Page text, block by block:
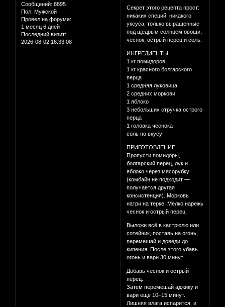
Сообщений: 8895
Пол: Мужской
Провел на форуме:
1 месяц 6 дней
Последний визит:
2026-08-02 16:33:08
Секрет этого рецепта прост:
никаких специй, никакого
уксуса, только выращенные
под щедрым солнцем овощи,
чеснок, острый перец и соль.
ИНГРЕДИЕНТЫ
1 кг помидоров
1 кг красного болгарского
перца
1 средняя луковица
2 средних моркови
1 яблоко
3 небольших стручка острого
перца
1 головка чеснока
соль по вкусу
ПРИГОТОВЛЕНИЕ
Пропусти помидоры,
болгарский перец, лук и
яблоко через мясорубку
(комбайн не подходит —
получается другая
консистенция). Морковь
натри на терке. Мелко нарежь
чеснок и острый перец.
Выложи всё в кастрюлю или
сотейник, поставь на огонь,
перемешай и доведи до
кипения. После этого убавь
огонь и вари 30 минут.
Добавь чеснок и острый
перец.
Затем перемешай аджику и
вари еще 10–15 минут.
Лишняя влага испарится, и